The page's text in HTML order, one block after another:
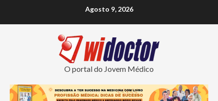
Agosto 9, 2026
O portal do Jovem Médico